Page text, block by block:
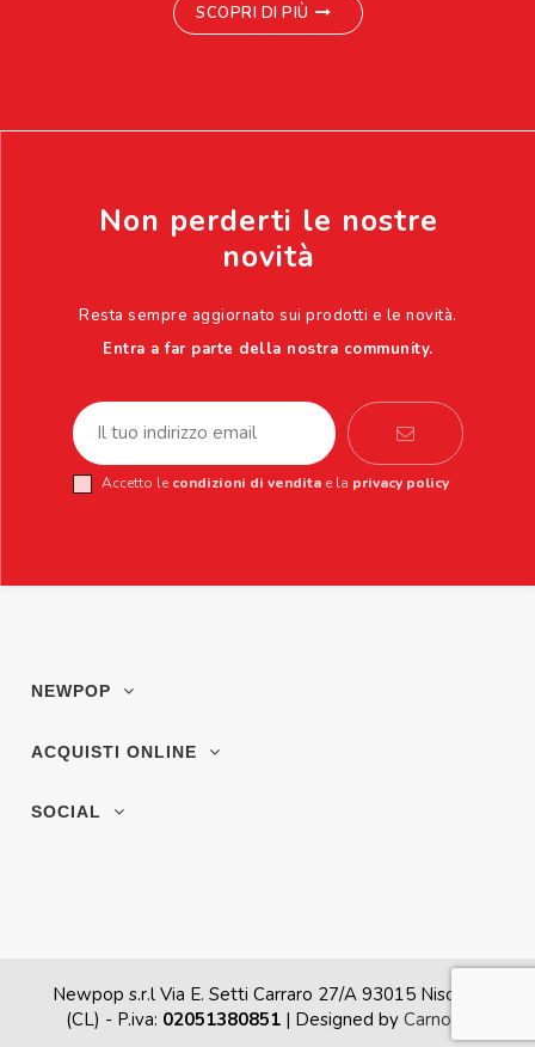
SCOPRI DI PIÙ
Non perderti le nostre
novità
Resta sempre aggiornato sui prodotti e le novità.
Entra a far parte della nostra community.
Accetto le condizioni di venditae la privacy policy
NEWPOP
ACQUISTI ONLINE
SOCIAL
Newpop s.r.l Via E. Setti Carraro 27/A 93015 Niscemi
(CL) - P.iva: 02051380851 | Designed by Carnova